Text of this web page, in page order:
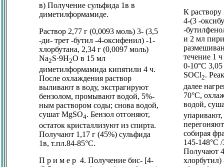
в) Получение сульфида 1в в
диметилформамиде.
Раствор 2,77 г (0,0093 моль) 3- (3,5
-ди- трет -бутил -4-оксифенил) -1-
хлорбутана, 2,34 г (0,0097 моль)
Na2S·9Н2О в 15 мл
диметилформамида кипятили 4 ч.
После охлаждения раствор
выливают в воду, экстрагируют
бензолом, промывают водой, 5%-
ным раствором соды; снова водой,
сушат MgSO4. Бензол отгоняют,
остаток кристаллизуют из спирта.
Получают 1,17 г (45%) сульфида
1в, т.пл.84-85°C.
П р и м е р 4. Получение бис- [4-
К раствору
4-(3 -
-
и 2 мл
течение 1
0-10°C
SOCl2.
далее
70°C,
водой,
упаривают,
собирая
145-148°C
Получают
хлорбутил)